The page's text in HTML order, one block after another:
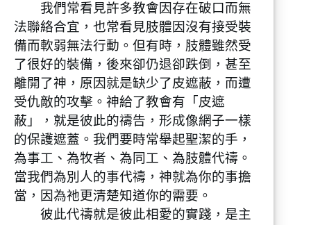
我們常看見許多教會因存在破口而無
法聯絡合宜，也常看見肢體因沒有接受裝
備而軟弱無法行動。但有時，肢體雖然受
了很好的裝備，後來卻仍退卻跌倒，甚至
離開了神，原因就是缺少了皮遮蔽，而遭
受仇敵的攻擊。神給了教會有「皮遮
蔽」，就是彼此的禱告，形成像網子一樣
的保護遮蓋。我們要時常舉起聖潔的手，
為事工、為牧者、為同工、為肢體代禱。
當我們為別人的事代禱，神就為你的事擔
當，因為祂更清楚知道你的需要。
彼此代禱就是彼此相愛的實踐，是主